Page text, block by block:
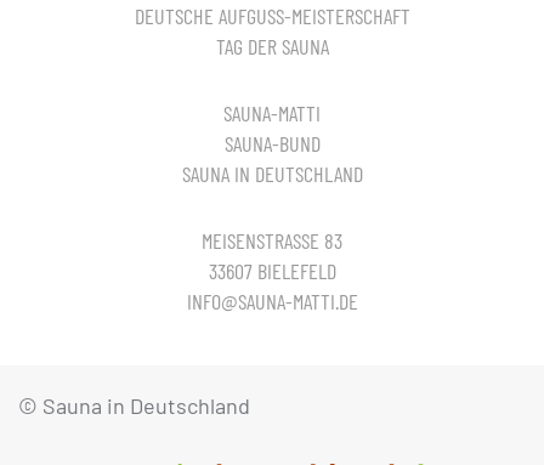
DEUTSCHE AUFGUSS-MEISTERSCHAFT
TAG DER SAUNA
SAUNA-MATTI
SAUNA-BUND
SAUNA IN DEUTSCHLAND
MEISENSTRASSE 83
33607 BIELEFELD
INFO@SAUNA-MATTI.DE
© Sauna in Deutschland